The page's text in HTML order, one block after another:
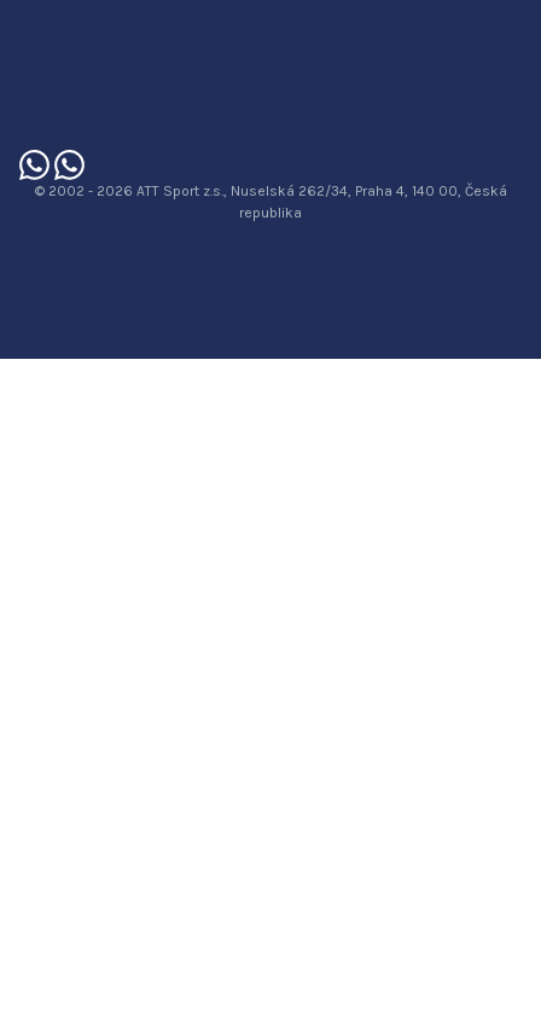
© 2002 - 2026 ATT Sport z.s., Nuselská 262/34, Praha 4, 140 00, Česká
republika